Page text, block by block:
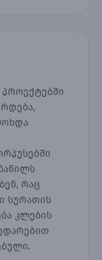
რაც
სურათის
კლების